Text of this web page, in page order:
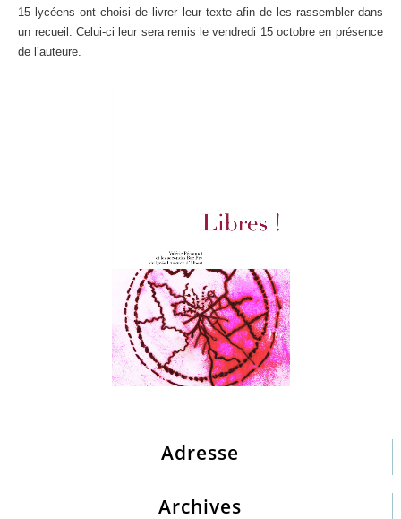
15 lycéens ont choisi de livrer leur texte afin de les rassembler dans
un recueil. Celui-ci leur sera remis le vendredi 15 octobre en présence
de l’auteure.
Adresse
Archives